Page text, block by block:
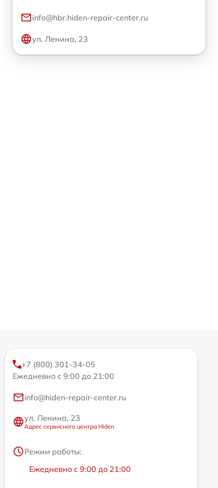
info@hbr.hiden-repair-center.ru
ул. Ленина, 23
+7 (800) 301-34-05
Ежедневно с 9:00 до 21:00
info@hiden-repair-center.ru
ул. Ленина, 23
Адрес сервисного центра Hiden
Режим работы:
Ежедневно с 9:00 до 21:00